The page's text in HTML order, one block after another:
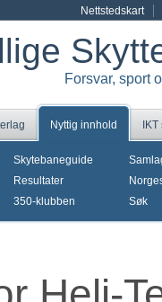
Nettstedskart
Forsvar, sport
Nyttig innhold
Skytebaneguide
Resultater
350-klubben
Søk